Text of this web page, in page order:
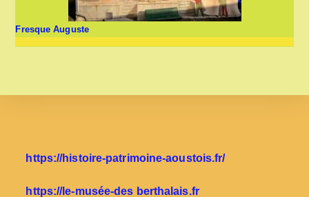
Fresque Auguste
https://histoire-patrimoine-aoustois.fr/
https://le-musée-des berthalais.fr